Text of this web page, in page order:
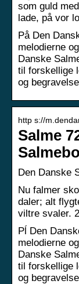
som guld
lade, på vor
På Den
melodierne
Danske
til forskellige
og
http s://
Salme
Den Danske
Nu falmer
daler; alt
viltre svaler.
Pĺ Den
melodierne
Danske
til forskellige
og